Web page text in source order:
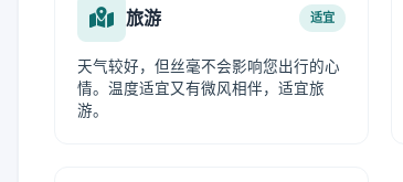
旅游 适宜
天气较好，但丝毫不会影响您出行的心
情。温度适宜又有微风相伴，适宜旅
游。